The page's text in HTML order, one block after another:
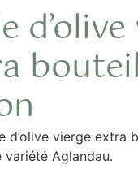
d’olive vierge extra
variété Aglandau.